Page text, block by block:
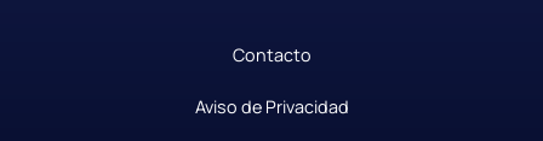
Contacto
Aviso de Privacidad